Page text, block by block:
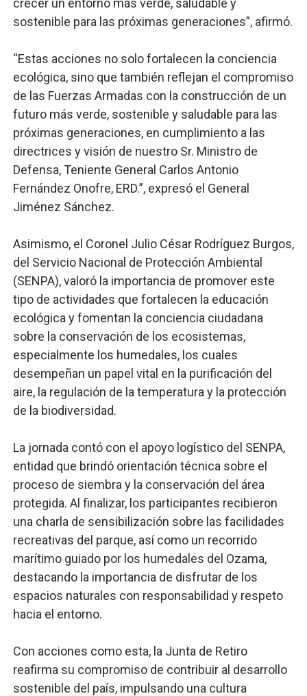
crecer un entorno más verde, saludable y
sostenible para las próximas generaciones”, afirmó.
“Estas acciones no solo fortalecen la conciencia
ecológica, sino que también reflejan el compromiso
de las Fuerzas Armadas con la construcción de un
futuro más verde, sostenible y saludable para las
próximas generaciones, en cumplimiento a las
directrices y visión de nuestro Sr. Ministro de
Defensa, Teniente General Carlos Antonio
Fernández Onofre, ERD.”, expresó el General
Jiménez Sánchez.
Asimismo, el Coronel Julio César Rodríguez Burgos,
del Servicio Nacional de Protección Ambiental
(SENPA), valoró la importancia de promover este
tipo de actividades que fortalecen la educación
ecológica y fomentan la conciencia ciudadana
sobre la conservación de los ecosistemas,
especialmente los humedales, los cuales
desempeñan un papel vital en la purificación del
aire, la regulación de la temperatura y la protección
de la biodiversidad.
La jornada contó con el apoyo logístico del SENPA,
entidad que brindó orientación técnica sobre el
proceso de siembra y la conservación del área
protegida. Al finalizar, los participantes recibieron
una charla de sensibilización sobre las facilidades
recreativas del parque, así como un recorrido
marítimo guiado por los humedales del Ozama,
destacando la importancia de disfrutar de los
espacios naturales con responsabilidad y respeto
hacia el entorno.
Con acciones como esta, la Junta de Retiro
reafirma su compromiso de contribuir al desarrollo
sostenible del país, impulsando una cultura